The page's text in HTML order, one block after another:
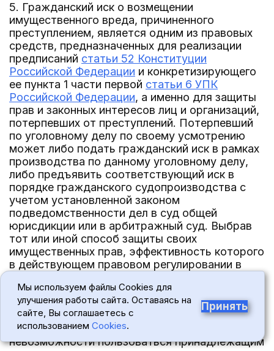
5. Гражданский иск о возмещении
имущественного вреда, причиненного
преступлением, является одним из правовых
средств, предназначенных для реализации
предписаний статьи 52 Конституции
Российской Федерации и конкретизирующего
ее пункта 1 части первой статьи 6 УПК
Российской Федерации, а именно для защиты
прав и законных интересов лиц и организаций,
потерпевших от преступлений. Потерпевший
по уголовному делу по своему усмотрению
может либо подать гражданский иск в рамках
производства по данному уголовному делу,
либо предъявить соответствующий иск в
порядке гражданского судопроизводства с
учетом установленной законом
подведомственности дел в суд общей
юрисдикции или в арбитражный суд. Выбрав
тот или иной способ защиты своих
имущественных прав, эффективность которого
в действующем правовом регулировании в
результатами расследования по уголовному
делу, потерпевший соглашается и на
связанные с ним ограничения, в том числе
влекущие риск несения убытков вследствие
невозможности пользоваться принадлежащим
Мы используем файлы Cookies для
улучшения работы сайта. Оставаясь на
сайте, Вы соглашаетесь с
использованием Cookies.
Принять